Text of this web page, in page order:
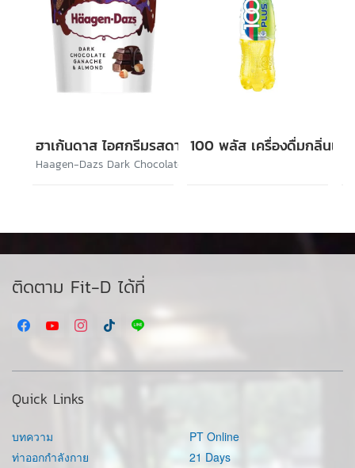
ฮาเก้นดาส ไอศกรีมรสดาร์กช็อกโกแล็ตและอัลมอนด์
Haagen-Dazs Dark Chocolate Ganache & Almond
100 พลัส เครื่องดื่มกลิ่นเล
ติดตาม Fit-D ได้ที่
Quick Links
บทความ
ท่าออกกำลังกาย
PT Online
21 Days